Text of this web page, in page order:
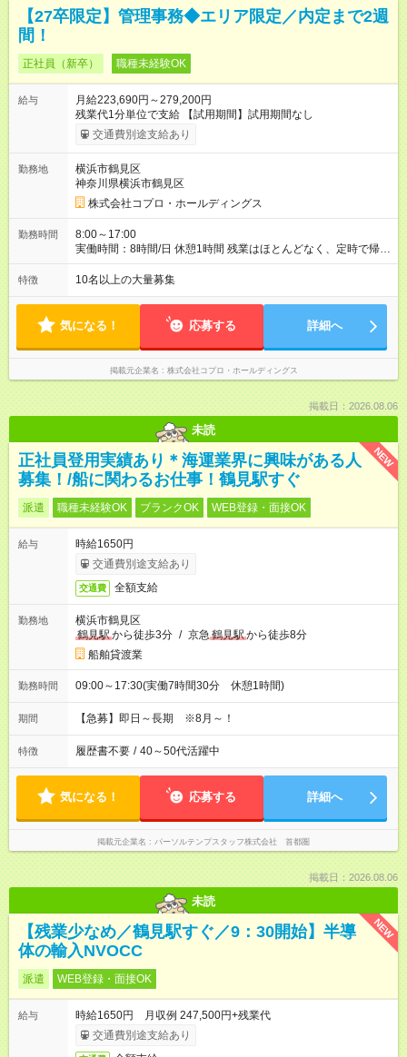
【27卒限定】管理事務◆エリア限定／内定まで2週
間！
正社員（新卒） 職種未経験OK
給与
月給223,690円～279,200円
残業代1分単位で支給 【試用期間】試用期間なし
交通費別途支給あり
勤務地
横浜市鶴見区
神奈川県横浜市鶴見区
株式会社コプロ・ホールディングス
勤務時間
8:00～17:00
実働時間：8時間/日 休憩1時間 残業はほとんどなく、定時で帰れ
る日が多い働き方です。 毎日の業務は進捗管理や事務が中心な
ので、 「今日やるべき仕事」が終われば、自然と区切りをつけ
方を大切にしています。
特徴 10名以上の大量募集
気になる！ 応募する 詳細へ
掲載元企業名 株式会社コプロ・ホールディングス
掲載日：2026.08.06
未読
NEW
正社員登用実績あり＊海運業界に興味がある人
募集！/船に関わるお仕事！鶴見駅すぐ
派遣 職種未経験OK ブランクOK WEB登録・面接OK
給与
時給1650円
交通費別途支給あり
交通費 全額支給
勤務地
横浜市鶴見区
鶴見駅から徒歩3分 / 京急 鶴見駅から徒歩8分
船舶貸渡業
勤務時間 09:00～17:30(実働7時間30分 休憩1時間)
期間 【急募】即日～長期 ※8月～！
特徴 履歴書不要 / 40～50代活躍中
気になる！ 応募する 詳細へ
掲載元企業名 パーソルテンプスタッフ株式会社 首都圏
掲載日：2026.08.06
未読
NEW
【残業少なめ／鶴見駅すぐ／9：30開始】半導
体の輸入NVOCC
派遣 WEB登録・面接OK
給与
時給1650円 月収例 247,500円+残業代
交通費別途支給あり